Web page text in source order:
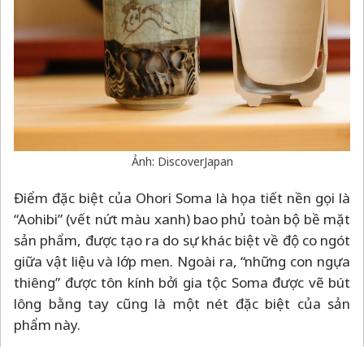
Ảnh: DiscoverJapan
Điểm đặc biệt của Ohori Soma là họa tiết nền gọi là
“Aohibi” (vết nứt màu xanh) bao phủ toàn bộ bề mặt
sản phẩm, được tạo ra do sự khác biệt về độ co ngót
giữa vật liệu và lớp men. Ngoài ra, “những con ngựa
thiêng” được tôn kính bởi gia tộc Soma được vẽ bút
lông bằng tay cũng là một nét đặc biệt của sản
phẩm này.